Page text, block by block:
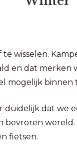
wisselen.
en dat merken
mogelijk binnen
dat we
bevroren
fietsen.